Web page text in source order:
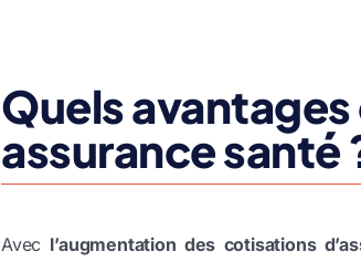
Quels
assurance santé
Avec l’augmentation des cotisations